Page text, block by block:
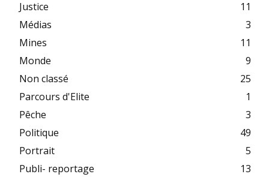
Justice
11
Médias
3
Mines
11
Monde
9
Non classé
25
Parcours d'Elite
1
Pêche
3
Politique
49
Portrait
5
Publi- reportage
13